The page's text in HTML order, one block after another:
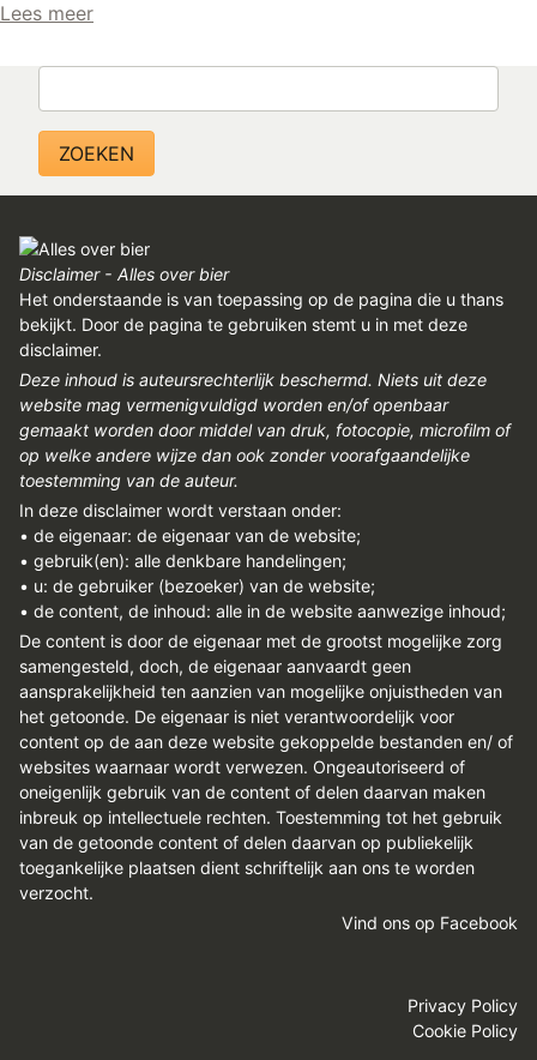
Lees meer
Disclaimer - Alles over bier
Het onderstaande is van toepassing op de pagina die u thans
bekijkt. Door de pagina te gebruiken stemt u in met deze
disclaimer.
Deze inhoud is auteursrechterlijk beschermd. Niets uit deze
website mag vermenigvuldigd worden en/of openbaar
gemaakt worden door middel van druk, fotocopie, microfilm of
op welke andere wijze dan ook zonder voorafgaandelijke
toestemming van de auteur.
In deze disclaimer wordt verstaan onder:
• de eigenaar: de eigenaar van de website;
• gebruik(en): alle denkbare handelingen;
• u: de gebruiker (bezoeker) van de website;
• de content, de inhoud: alle in de website aanwezige inhoud;
De content is door de eigenaar met de grootst mogelijke zorg
samengesteld, doch, de eigenaar aanvaardt geen
aansprakelijkheid ten aanzien van mogelijke onjuistheden van
het getoonde. De eigenaar is niet verantwoordelijk voor
content op de aan deze website gekoppelde bestanden en/ of
websites waarnaar wordt verwezen. Ongeautoriseerd of
oneigenlijk gebruik van de content of delen daarvan maken
inbreuk op intellectuele rechten. Toestemming tot het gebruik
van de getoonde content of delen daarvan op publiekelijk
toegankelijke plaatsen dient schriftelijk aan ons te worden
verzocht.
Vind ons op Facebook
Privacy Policy
Cookie Policy